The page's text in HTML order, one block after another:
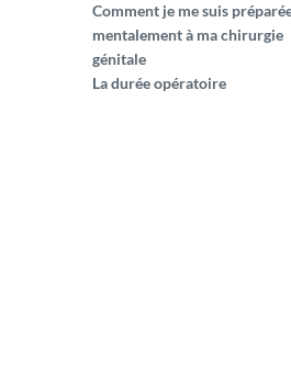
Comment je me suis
mentalement à ma chirurgie
génitale
La durée opératoire